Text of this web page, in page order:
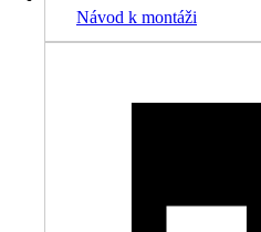
Návod k montáži